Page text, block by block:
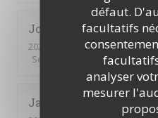
défaut.
facultatifs
analyser
mesurer
Joelle
2026-08-01
- 19:30 - Couverts 2
Service
Ambiance: 5/5
Jacky